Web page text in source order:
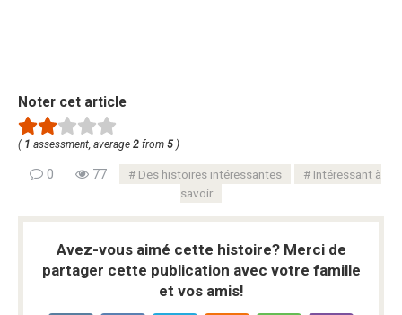
Noter cet article
( 1 assessment, average 2 from 5 )
0 77 Des histoires intéressantes
Intéressant à
savoir
Avez-vous aimé cette histoire? Merci de
partager cette publication avec votre famille
et vos amis!